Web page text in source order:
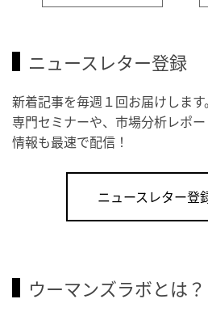
ニュースレター登録
新着記事を毎週１回お届けしま
専門セミナーや、市場分析レポ
情報も最速で配信！
ニュースレター登
ウーマンズラボとは？